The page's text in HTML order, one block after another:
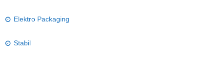
Elektro Packaging
Stabil